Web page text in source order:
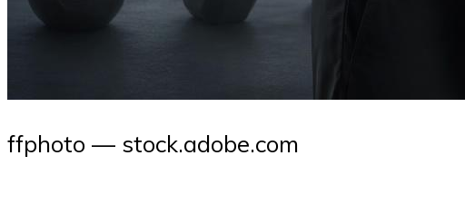
ffphoto — stock.adobe.com